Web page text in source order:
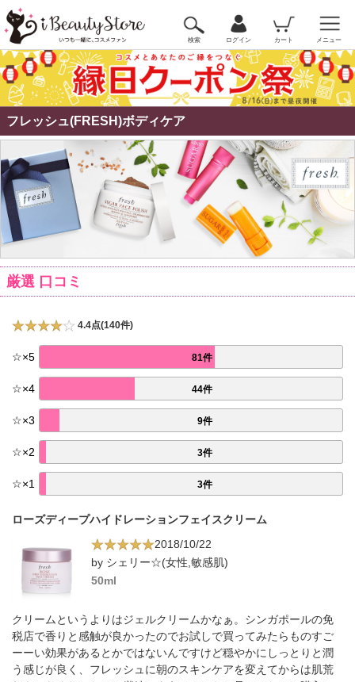
検索 ログイン カート メニュー
フレッシュ(FRESH)ボディケア
厳選 口コミ
4.4点(140件)
☆×5 81件
☆×4 44件
☆×3 9件
☆×2 3件
☆×1 3件
ローズディープハイドレーションフェイスクリーム
2018/10/22
by シェリー☆(女性,敏感肌)
50ml
クリームというよりはジェルクリームかなぁ。シンガポールの免
税店で香りと感触が良かったのでお試しで買ってみたらものすご
ーーい効果があるとかではないんですけど穏やかにしっとりと潤
う感じが良く、フレッシュに朝のスキンケアを変えてからは肌荒